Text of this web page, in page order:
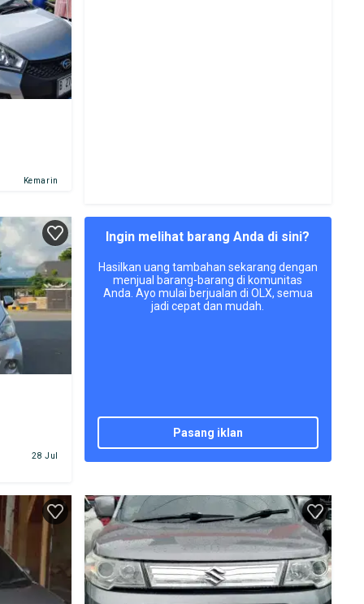
Kemarin
28 Jul
Ingin melihat barang Anda di sini?
Hasilkan uang tambahan sekarang dengan
menjual barang-barang di komunitas
Anda. Ayo mulai berjualan di OLX, semua
jadi cepat dan mudah.
pasang iklan